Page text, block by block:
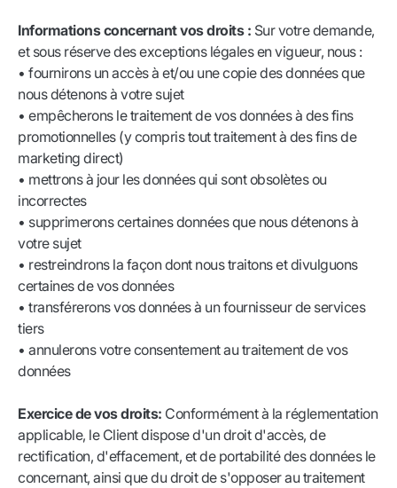
Informations concernant vos droits : Sur votre demande,
et sous réserve des exceptions légales en vigueur, nous :
• fournirons un accès à et/ou une copie des données que
nous détenons à votre sujet
• empêcherons le traitement de vos données à des fins
promotionnelles (y compris tout traitement à des fins de
marketing direct)
• mettrons à jour les données qui sont obsolètes ou
incorrectes
• supprimerons certaines données que nous détenons à
votre sujet
• restreindrons la façon dont nous traitons et divulguons
certaines de vos données
• transférerons vos données à un fournisseur de services
tiers
• annulerons votre consentement au traitement de vos
données
Exercice de vos droits: Conformément à la réglementation
applicable, le Client dispose d'un droit d'accès, de
rectification, d'effacement, et de portabilité des données le
concernant, ainsi que du droit de s'opposer au traitement